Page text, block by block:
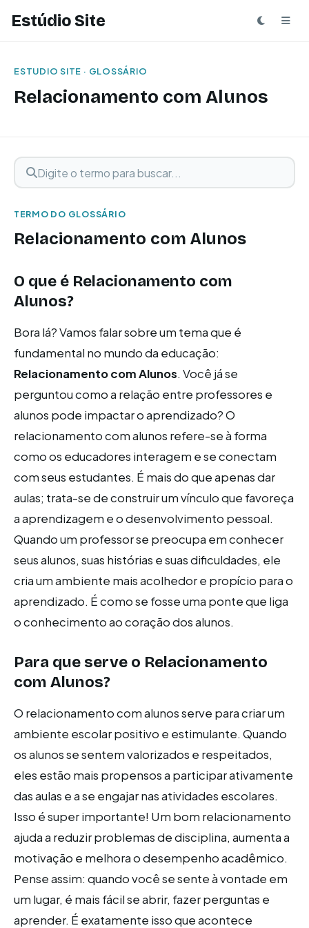
Estúdio Site
ESTUDIO SITE · GLOSSÁRIO
Relacionamento com Alunos
Buscar termo
Digite o termo para buscar
TERMO DO GLOSSÁRIO
Relacionamento com Alunos
O que é Relacionamento com
Alunos?
Bora lá? Vamos falar sobre um tema que é
fundamental no mundo da educação:
Relacionamento com Alunos. Você já se
perguntou como a relação entre professores e
alunos pode impactar o aprendizado? O
relacionamento com alunos refere-se à forma
como os educadores interagem e se conectam
com seus estudantes. É mais do que apenas dar
aulas; trata-se de construir um vínculo que favoreça
a aprendizagem e o desenvolvimento pessoal.
Quando um professor se preocupa em conhecer
seus alunos, suas histórias e suas dificuldades, ele
cria um ambiente mais acolhedor e propício para o
aprendizado. É como se fosse uma ponte que liga
o conhecimento ao coração dos alunos.
Para que serve o Relacionamento
com Alunos?
O relacionamento com alunos serve para criar um
ambiente escolar positivo e estimulante. Quando
os alunos se sentem valorizados e respeitados,
eles estão mais propensos a participar ativamente
das aulas e a se engajar nas atividades escolares.
Isso é super importante! Um bom relacionamento
ajuda a reduzir problemas de disciplina, aumenta a
motivação e melhora o desempenho acadêmico.
Pense assim: quando você se sente à vontade em
um lugar, é mais fácil se abrir, fazer perguntas e
aprender. É exatamente isso que acontece